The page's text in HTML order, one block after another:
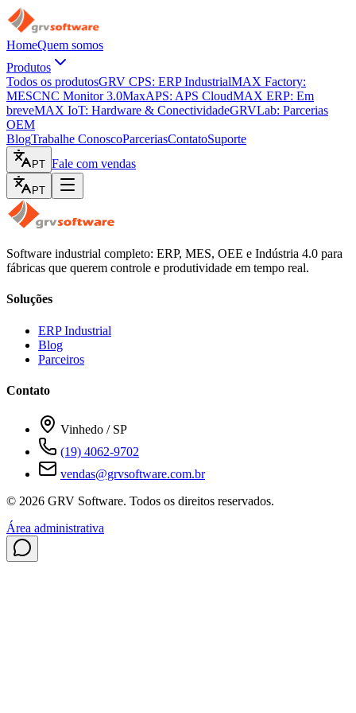
HomeQuem somos
Produtos
Todos os produtosGRV CPS: ERP IndustrialMAX Factory:
MESCNC Monitor 3.0MaxAPS: APS CloudMAX ERP: Em
breveMAX IoT: Hardware & ConectividadeGRVLab: Parcerias
OEM
BlogTrabalhe ConoscoParceriasContatoSuporte
PT Fale com vendas
PT
Software industrial completo: ERP, MES, OEE e Indústria 4.0 para
fábricas que querem controle e produtividade em tempo real.
Soluções
ERP Industrial
Blog
Parceiros
Contato
Vinhedo / SP
(19) 4062-9702
vendas@grvsoftware.com.br
© 2026 GRV Software. Todos os direitos reservados.
Área administrativa